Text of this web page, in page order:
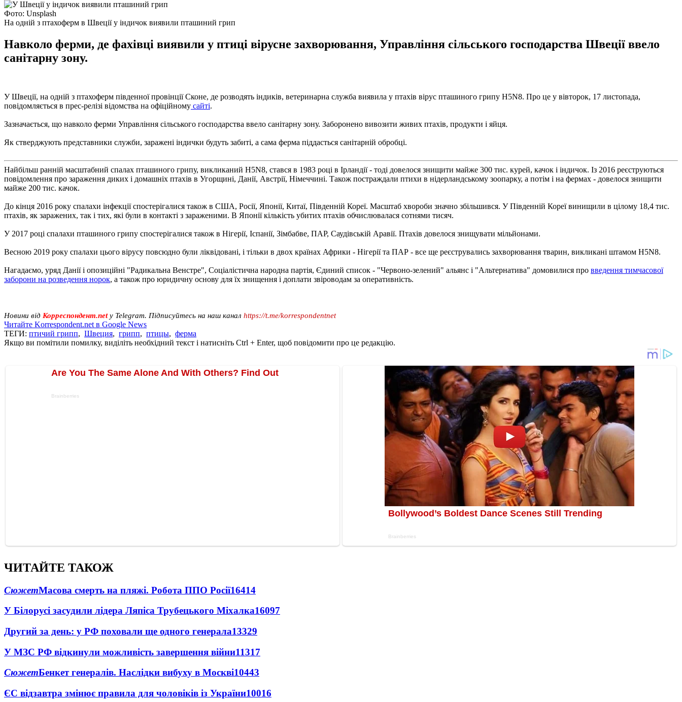
Фото: Unsplash
На одній з птахоферм в Швеції у індичок виявили пташиний грип
Навколо ферми, де фахівці виявили у птиці вірусне захворювання, Управління сільського господарства Швеції ввело
санітарну зону.
У Швеції, на одній з птахоферм південної провінції Сконе, де розводять індиків, ветеринарна служба виявила у птахів вірус пташиного грипу H5N8. Про це у вівторок, 17 листопада,
повідомляється в прес-релізі відомства на офіційному сайті.
Зазначається, що навколо ферми Управління сільського господарства ввело санітарну зону. Заборонено вивозити живих птахів, продукти і яйця.
Як стверджують представники служби, заражені індички будуть забиті, а сама ферма піддасться санітарній обробці.
Найбільш ранній масштабний спалах пташиного грипу, викликаний H5N8, стався в 1983 році в Ірландії - тоді довелося знищити майже 300 тис. курей, качок і індичок. Із 2016 реєструються
повідомлення про зараження диких і домашніх птахів в Угорщині, Данії, Австрії, Німеччині. Також постраждали птихи в нідерландському зоопарку, а потім і на фермах - довелося знищити
майже 200 тис. качок.
До кінця 2016 року спалахи інфекції спостерігалися також в США, Росії, Японії, Китаї, Південній Кореї. Масштаб хвороби значно збільшився. У Південній Кореї винищили в цілому 18,4 тис.
птахів, як заражених, так і тих, які були в контакті з зараженими. В Японії кількість убитих птахів обчислювалася сотнями тисяч.
У 2017 році спалахи пташиного грипу спостерігалися також в Нігерії, Іспанії, Зімбабве, ПАР, Саудівській Аравії. Птахів довелося знищувати мільйонами.
Весною 2019 року спалахи цього вірусу повсюдно були ліквідовані, і тільки в двох країнах Африки - Нігерії та ПАР - все ще реєструвались захворювання тварин, викликані штамом H5N8.
Нагадаємо, уряд Данії і опозиційні "Радикальна Венстре", Соціалістична народна партія, Єдиний список - "Червоно-зелений" альянс і "Альтернатива" домовилися про введення тимчасової
заборони на розведення норок, а також про юридичну основу для їх знищення і доплати звіроводам за оперативність.
Новини від Корреспондент.netу Telegram. Підписуйтесь на наш канал https://t.me/korrespondentnet
Читайте Korrespondent.net в Google News
ТЕГИ: птичий грипп, Швеция, грипп, птицы, ферма
Якщо ви помітили помилку, виділіть необхідний текст і натисніть Ctrl + Enter, щоб повідомити про це редакцію.
ЧИТАЙТЕ ТАКОЖ
СюжетМасова смерть на пляжі. Робота ППО Росії16414
У Білорусі засудили лідера Ляпіса Трубецького Міхалка16097
Другий за день: у РФ поховали ще одного генерала13329
У МЗС РФ відкинули можливість завершення війни11317
СюжетБенкет генералів. Наслідки вибуху в Москві10443
ЄС відзавтра змінює правила для чоловіків із України10016